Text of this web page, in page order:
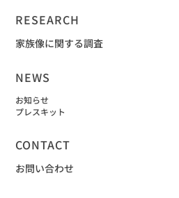
RESEARCH
家族像に関する調査
NEWS
お知らせ
プレスキット
CONTACT
お問い合わせ